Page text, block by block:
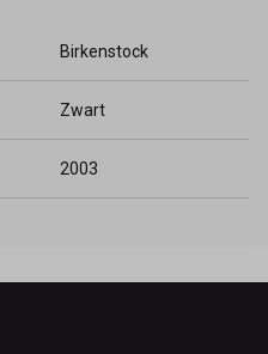
Birkenstock
Zwart
2003